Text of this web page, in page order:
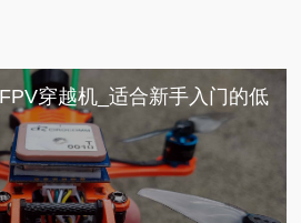
穿越机_适合新手入门的低